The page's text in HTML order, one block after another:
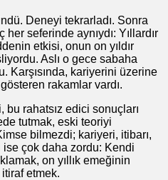
Deneyi tekrarladı. Sonra
seferinde aynıydı: Yıllardır
etkisi, onun on yıldır
Aslı o gece sabaha
Karşısında, kariyerini üzerine
rakamlar vardı.
rahatsız edici sonuçları
tutmak, eski teoriyi
bilmezdi; kariyeri, itibarı,
ise çok daha zordu: Kendi
on yıllık emeğinin
itiraf etmek.